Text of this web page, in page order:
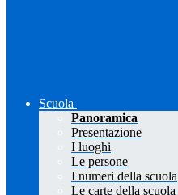
Scuola
Panoramica
Presentazione
I luoghi
Le persone
I numeri della scuola
Le carte della scuola